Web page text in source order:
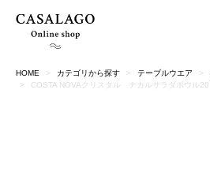
HOME カテゴリから探す テーブルウエア
COSTA NOVAクリスタル ナカルサラダボウル20
検索